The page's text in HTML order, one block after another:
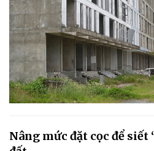
Nâng mức đặt cọc để siết